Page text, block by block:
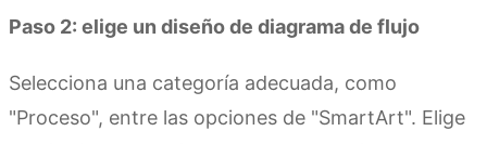
Paso 2: elige un diseño de diagrama de flujo
Selecciona una categoría adecuada, como
"Proceso", entre las opciones de "SmartArt". Elige